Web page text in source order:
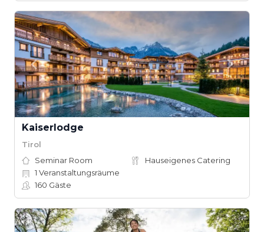
Kaiserlodge
Tirol
Seminar Room
Hauseigenes Catering
1 Veranstaltungsräume
160 Gäste